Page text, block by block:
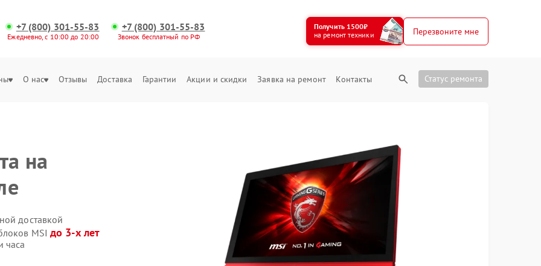
+7 (800) 301-55-83
Ежедневно, с 10:00 до 20:00
+7 (800) 301-55-83
Звонок бесплатный по РФ
Получить 1500₽
на ремонт техники
Перезвоните мне
О нас Отзывы Доставка Гарантии Акции и скидки Заявка на ремонт Контакты Статус ремонта
на
доставкой
MSI до 3-х лет
часа